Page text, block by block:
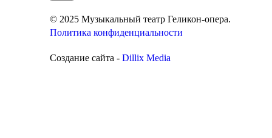
© 2025 Музыкальный театр Геликон-опера.
Политика конфиденциальности
Создание сайта - Dillix Media